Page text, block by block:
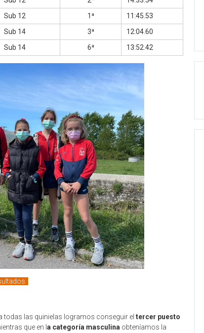
Sub 12 1ª
11:45.53
Sub 14 3ª
12:04.60
Sub 14 6ª 13:52.42
todas las quinielas logramos conseguir el tercer puesto
que en l a categoría masculina obteníamos la